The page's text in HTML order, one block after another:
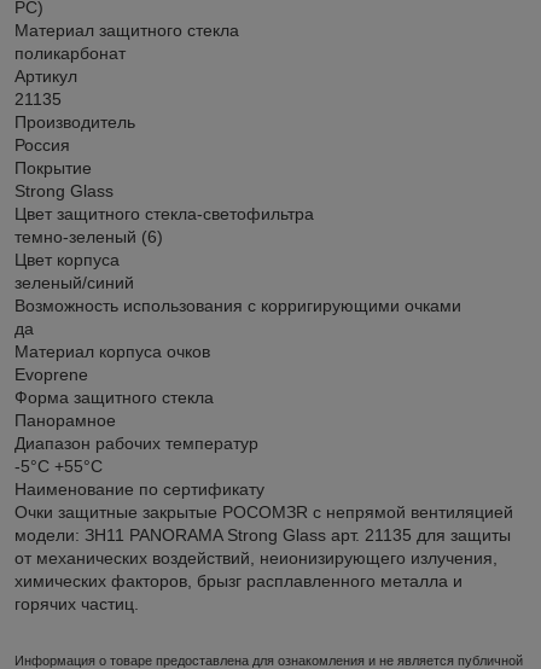
РС)
Материал защитного стекла
поликарбонат
Артикул
21135
Производитель
Россия
Покрытие
Strong Glass
Цвет защитного стекла-светофильтра
темно-зеленый (6)
Цвет корпуса
зеленый/синий
Возможность использования с корригирующими очками
да
Материал корпуса очков
Evoprene
Форма защитного стекла
Панорамное
Диапазон рабочих температур
-5°C +55°C
Наименование по сертификату
Очки защитные закрытые РОСОМЗR с непрямой вентиляцией
модели: ЗН11 PANORAMA Strong Glass арт. 21135 для защиты
от механических воздействий, неионизирующего излучения,
химических факторов, брызг расплавленного металла и
горячих частиц.
Информация о товаре предоставлена для ознакомления и не является публичной